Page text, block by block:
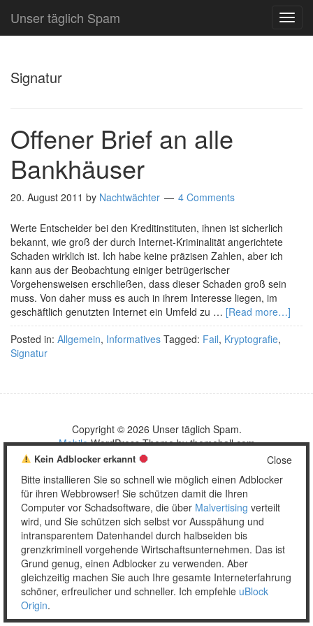
Unser täglich Spam
Signatur
Offener Brief an alle
Bankhäuser
20. August 2011 by Nachtwächter 4 Comments
Werte Entscheider bei den Kreditinstituten, ihnen ist sicherlich
bekannt, wie groß der durch Internet-Kriminalität angerichtete
Schaden wirklich ist. Ich habe keine präzisen Zahlen, aber ich
kann aus der Beobachtung einiger betrügerischer
Vorgehensweisen erschließen, dass dieser Schaden groß sein
muss. Von daher muss es auch in ihrem Interesse liegen, im
geschäftlich genutzten Internet ein Umfeld zu … [Read more…]
Posted in: Allgemein, Informatives Tagged: Fail, Kryptografie,
Signatur
Copyright © 2026 Unser täglich Spam.
MobileWordPress Theme by themehall.com
Close
Kein Adblocker erkannt
Bitte installieren Sie so schnell wie möglich einen Adblocker
für ihren Webbrowser! Sie schützen damit die Ihren
Computer vor Schadsoftware, die über Malvertising verteilt
wird, und Sie schützen sich selbst vor Ausspähung und
intransparentem Datenhandel durch halbseiden bis
grenzkriminell vorgehende Wirtschaftsunternehmen. Das ist
Grund genug, einen Adblocker zu verwenden. Aber
gleichzeitig machen Sie auch Ihre gesamte Interneterfahrung
schöner, erfreulicher und schneller. Ich empfehle uBlock
Origin.